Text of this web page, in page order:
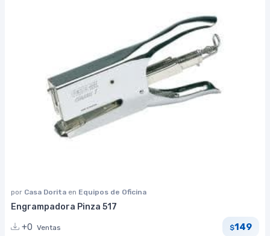
por Casa Dorita en Equipos de Oficina
Engrampadora Pinza 517
+0 Ventas $149